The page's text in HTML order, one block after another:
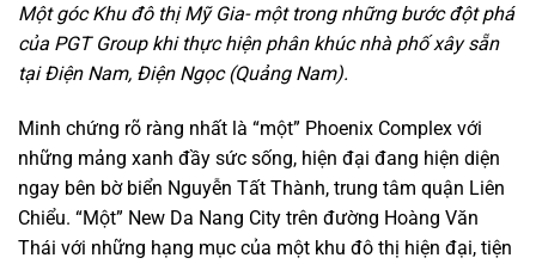
Một góc Khu đô thị Mỹ Gia- một trong những bước đột phá
của PGT Group khi thực hiện phân khúc nhà phố xây sẵn
tại Điện Nam, Điện Ngọc (Quảng Nam).
Minh chứng rõ ràng nhất là “một” Phoenix Complex với
những mảng xanh đầy sức sống, hiện đại đang hiện diện
ngay bên bờ biển Nguyễn Tất Thành, trung tâm quận Liên
Chiểu. “Một” New Da Nang City trên đường Hoàng Văn
Thái với những hạng mục của một khu đô thị hiện đại, tiện